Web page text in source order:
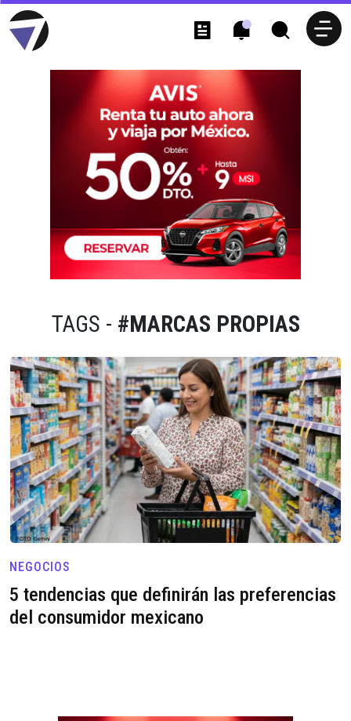
TAGS - #MARCAS PROPIAS
NEGOCIOS
5 tendencias que definirán las preferencias
del consumidor mexicano